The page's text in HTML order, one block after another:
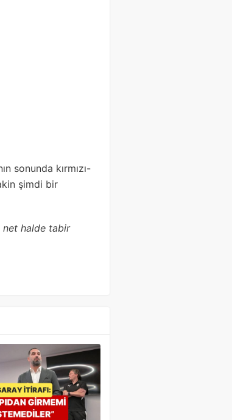
sonunda kırmızı-
şimdi bir
net halde tabir